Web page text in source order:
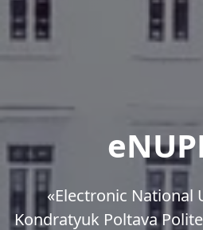
«Еlectronic National
Kondratyuk Poltava